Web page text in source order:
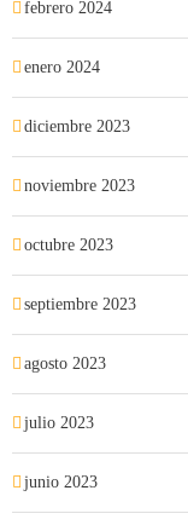
febrero 2024
enero 2024
diciembre 2023
noviembre 2023
octubre 2023
septiembre 2023
agosto 2023
julio 2023
junio 2023